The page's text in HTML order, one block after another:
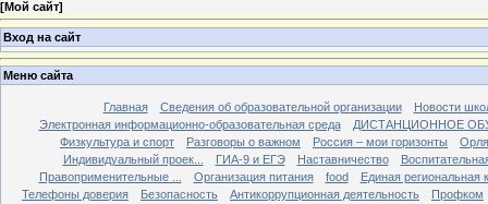
[Мой сайт]
Вход на сайт
Меню сайта
Главная Сведения об образовательной организации
Новости
Электронная информационно-образовательная среда
ДИСТАНЦИОННОЕ
Физкультура и спорт
Разговоры о важном Россия – мои горизонты
Индивидуальный проек...
ГИА-9 и ЕГЭ Наставничество
Правоприменительные ...
Организация питания food
Единая региональная
Телефоны доверия
Безопасность Антикоррупционная деятельность
Профком